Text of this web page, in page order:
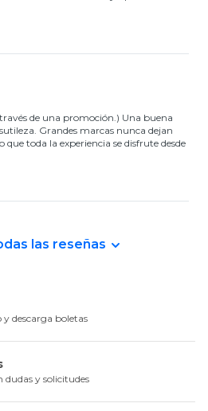
de una promoción.) Una buena
Grandes marcas nunca dejan
toda la experiencia se disfrute desde
las reseñas
descarga boletas
dudas y solicitudes